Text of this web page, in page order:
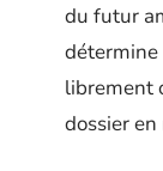
du futur
détermine
librement
dossier en